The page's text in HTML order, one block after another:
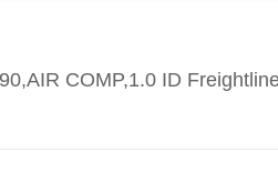
COMP,1.0 ID